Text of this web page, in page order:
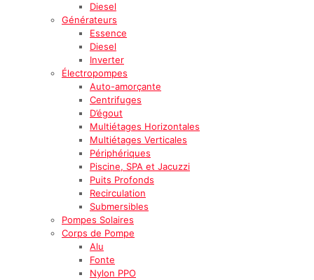
Diesel
Générateurs
Essence
Diesel
Inverter
Électropompes
Auto-amorçante
Centrifuges
D’égout
Multiétages Horizontales
Multiétages Verticales
Périphériques
Piscine, SPA et Jacuzzi
Puits Profonds
Recirculation
Submersibles
Pompes Solaires
Corps de Pompe
Alu
Fonte
Nylon PPO